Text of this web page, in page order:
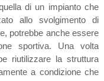
di un impianto che
allo svolgimento di
potrebbe anche essere
sportiva. Una volta
riutilizzare la struttura
a condizione che